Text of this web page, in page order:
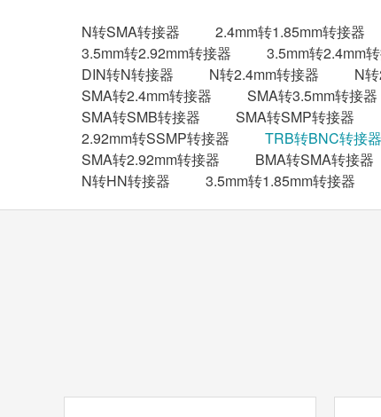
N转SMA转接器 2.4mm转1.85mm转接器
3.5mm转2.92mm转接器
3.5mm转2.4mm
DIN转N转接器
N转2.4mm转接器 N
SMA转2.4mm转接器
SMA转3.5mm转接器
SMA转SMB转接器
SMA转SMP转接器
2.92mm转SSMP转接器
TRB转BNC转接器
SMA转2.92mm转接器
BMA转SMA转接器
N转HN转接器
3.5mm转1.85mm转接器